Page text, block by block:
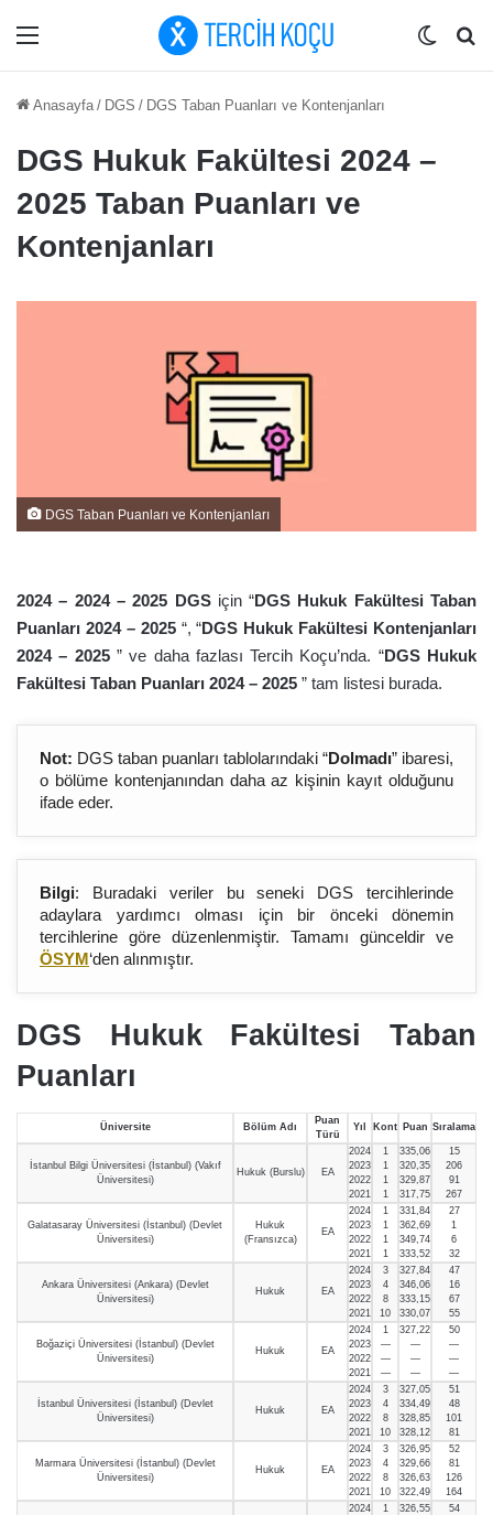
Menü Dış
Anasayfa / DGS / DGS Taban Puanları ve Kontenjanları
DGS Hukuk Fakültesi 2024 –
2025 Taban Puanları ve
Kontenjanları
DGS Taban Puanları ve Kontenjanları
2024 – 2024 – 2025 DGSiçin “DGS Hukuk Fakültesi Taban
Puanları 2024 – 2025 “, “DGS Hukuk Fakültesi Kontenjanları
2024 – 2025 ” ve daha fazlası Tercih Koçu’nda. “DGS Hukuk
Fakültesi Taban Puanları 2024 – 2025 ” tam listesi burada.
Not: DGS taban puanları tablolarındaki “Dolmadı” ibaresi,
o bölüme kontenjanından daha az kişinin kayıt olduğunu
ifade eder.
Bilgi: Buradaki veriler bu seneki DGS tercihlerinde
adaylara yardımcı olması için bir önceki dönemin
tercihlerine göre düzenlenmiştir. Tamamı günceldir ve
ÖSYM‘den alınmıştır.
DGS Hukuk Fakültesi Taban
Puanları
Üniversite Bölüm Adı
Puan
Türü
Yıl Kont Puan Sıralama
İstanbul Bilgi Üniversitesi (İstanbul) (Vakıf
Üniversitesi)
Hukuk (Burslu) EA
2024
2023
2022
2021
1
1
1
1
335,06
320,35
329,87
317,75
15
206
91
267
Galatasaray Üniversitesi (İstanbul) (Devlet
Üniversitesi)
Hukuk
(Fransızca)
EA
2024
2023
2022
2021
1
1
1
1
331,84
362,69
349,74
333,52
27
1
6
32
Ankara Üniversitesi (Ankara) (Devlet
Üniversitesi)
Hukuk EA
2024
2023
2022
2021
3
4
8
10
327,84
346,06
333,15
330,07
47
16
67
55
Boğaziçi Üniversitesi (İstanbul) (Devlet
Üniversitesi)
Hukuk EA
2024
2023
2022
2021
1
—
—
—
327,22
—
—
—
50
—
—
—
İstanbul Üniversitesi (İstanbul) (Devlet
Üniversitesi)
Hukuk EA
2024
2023
2022
2021
3
4
8
10
327,05
334,49
328,85
328,12
51
48
101
81
Marmara Üniversitesi (İstanbul) (Devlet
Üniversitesi)
Hukuk EA
2024
2023
2022
2021
3
4
8
10
326,95
329,66
326,63
322,49
52
81
126
164
2024
1
326,55
54